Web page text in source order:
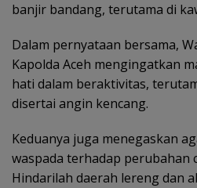
banjir bandang, terutama di
Dalam pernyataan bersama,
Kapolda Aceh mengingatkan
hati dalam beraktivitas,
disertai angin kencang.
Keduanya juga menegaskan
waspada terhadap perubahan
Hindarilah daerah lereng dan